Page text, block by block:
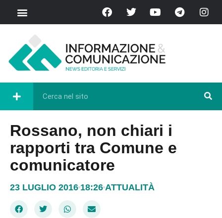
Rossano, non chiari i
rapporti tra Comune e
comunicatore
23 LUGLIO 2016 18:26 ATTUALITÀ